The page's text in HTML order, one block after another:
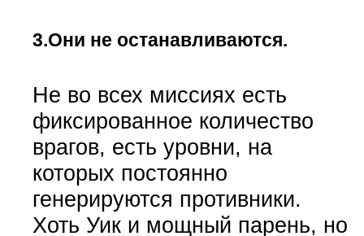
3.Они не останавливаются.
Не во всех миссиях есть
фиксированное количество
врагов, есть уровни, на
которых постоянно
генерируются противники.
Хоть Уик и мощный парень, но